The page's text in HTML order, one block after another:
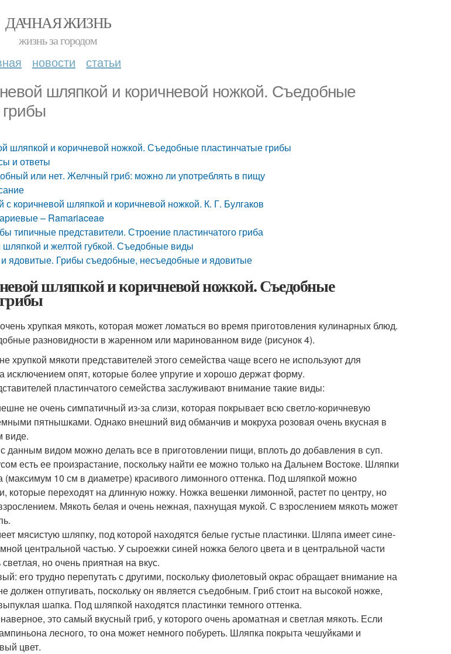
ДАЧНАЯ ЖИЗНЬ
жизнь за городом
новости статьи
шляпкой и коричневой ножкой. Съедобные
шляпкой и коричневой ножкой. Съедобные пластинчатые грибы
и ответы
или нет. Желчный гриб: можно ли употреблять в пищу
с коричневой шляпкой и коричневой ножкой. К. Г. Булгаков
– Ramariaceae
типичные представители. Строение пластинчатого гриба
шляпкой и желтой губкой. Съедобные виды
ядовитые. Грибы съедобные, несъедобные и ядовитые
шляпкой и коричневой ножкой. Съедобные
хрупкая мякоть, которая может ломаться во время приготовления кулинарных блюд.
разновидности в жаренном или маринованном виде (рисунок 4).
хрупкой мякоти представителей этого семейства чаще всего не используют для
исключением опят, которые более упругие и хорошо держат форму.
пластинчатого семейства заслуживают внимание такие виды:
не очень симпатичный из-за слизи, которая покрывает всю светло-коричневую
пятнышками. Однако внешний вид обманчив и мокруха розовая очень вкусная в
виде.
данным видом можно делать все в приготовлении пищи, вплоть до добавления в суп.
есть ее произрастание, поскольку найти ее можно только на Дальнем Востоке. Шляпки
(максимум 10 см в диаметре) красивого лимонного оттенка. Под шляпкой можно
которые переходят на длинную ножку. Ножка вешенки лимонной, растет по центру, но
Мякоть белая и очень нежная, пахнущая мукой. С взрослением мякоть может
мясистую шляпку, под которой находятся белые густые пластинки. Шляпа имеет сине-
центральной частью. У сыроежки синей ножка белого цвета и в центральной части
но очень приятная на вкус.
его трудно перепутать с другими, поскольку фиолетовый окрас обращает внимание на
должен отпугивать, поскольку он является съедобным. Гриб стоит на высокой ножке,
шапка. Под шляпкой находятся пластинки темного оттенка.
это самый вкусный гриб, у которого очень ароматная и светлая мякоть. Если
лесного, то она может немного побуреть. Шляпка покрыта чешуйками и
цвет.